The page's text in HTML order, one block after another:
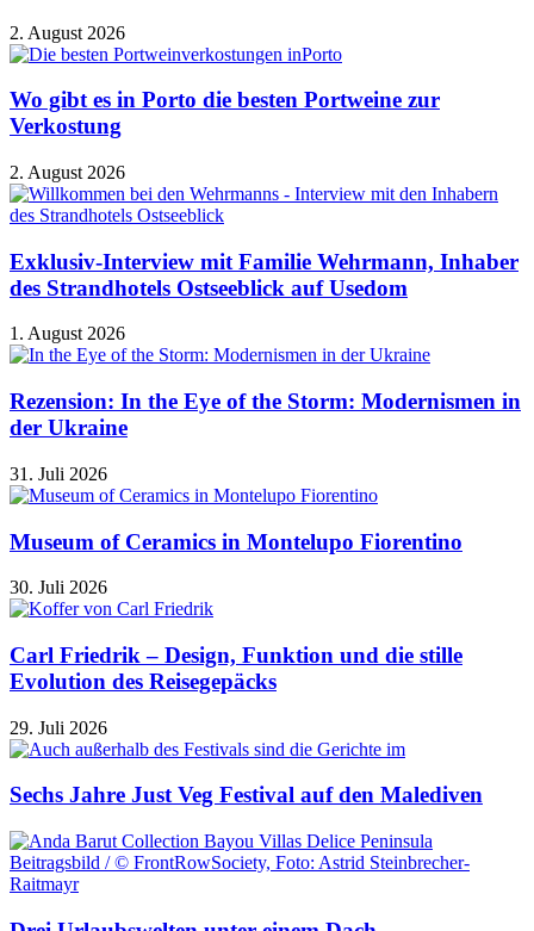
2. August 2026
Wo gibt es in Porto die besten Portweine zur
Verkostung
2. August 2026
Exklusiv-Interview mit Familie Wehrmann, Inhaber
des Strandhotels Ostseeblick auf Usedom
1. August 2026
Rezension: In the Eye of the Storm: Modernismen in
der Ukraine
31. Juli 2026
Museum of Ceramics in Montelupo Fiorentino
30. Juli 2026
Carl Friedrik – Design, Funktion und die stille
Evolution des Reisegepäcks
29. Juli 2026
Sechs Jahre Just Veg Festival auf den Malediven